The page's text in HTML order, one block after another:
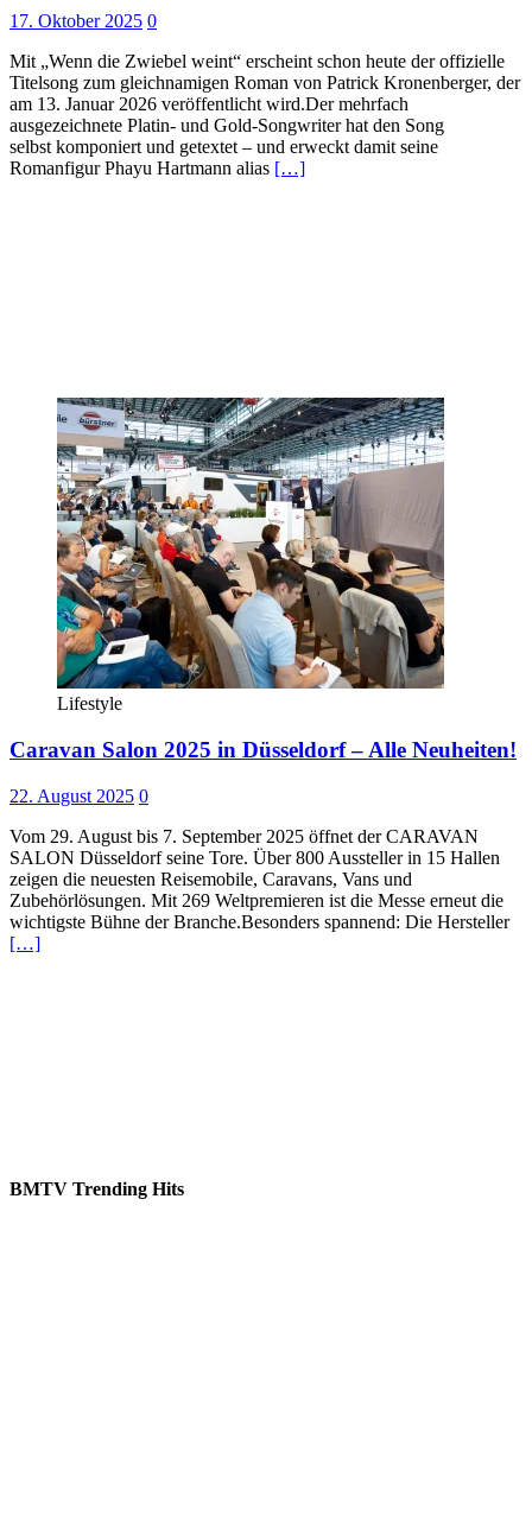
17. Oktober 2025 0
Mit „Wenn die Zwiebel weint“ erscheint schon heute der offizielle
Titelsong zum gleichnamigen Roman von Patrick Kronenberger, der
am 13. Januar 2026 veröffentlicht wird.Der mehrfach
ausgezeichnete Platin- und Gold-Songwriter hat den Song
selbst komponiert und getextet – und erweckt damit seine
Romanfigur Phayu Hartmann alias […]
Lifestyle
Caravan Salon 2025 in Düsseldorf – Alle Neuheiten!
22. August 2025 0
Vom 29. August bis 7. September 2025 öffnet der CARAVAN
SALON Düsseldorf seine Tore. Über 800 Aussteller in 15 Hallen
zeigen die neuesten Reisemobile, Caravans, Vans und
Zubehörlösungen. Mit 269 Weltpremieren ist die Messe erneut die
wichtigste Bühne der Branche.Besonders spannend: Die Hersteller
[…]
BMTV Trending Hits